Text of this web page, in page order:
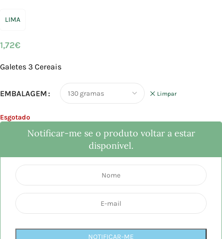
LIMA
1,72€
Galetes 3 Cereais
EMBALAGEM Limpar
Esgotado
Notificar-me se o produto voltar a estar
disponível.
NOTIFICAR-ME